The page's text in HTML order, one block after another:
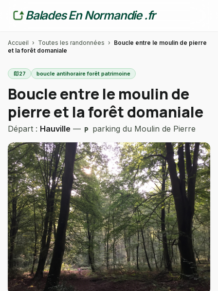
Balades En Normandie .fr
Accueil › Toutes les randonnées › Boucle entre le moulin de pierre
et la forêt domaniale
map27 boucle antihoraire forêt patrimoine
Boucle entre le moulin de
pierre et la forêt domaniale
Départ : Hauville — local_parking parking du Moulin de Pierre